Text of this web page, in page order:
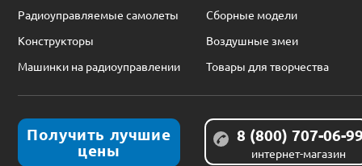
Радиоуправляемые самолеты
Сборные модели
Конструкторы
Воздушные змеи
Машинки на радиоуправлении
Товары для творчества
Получить лучшие
цены
8 (800) 707-06-
интернет-магазин